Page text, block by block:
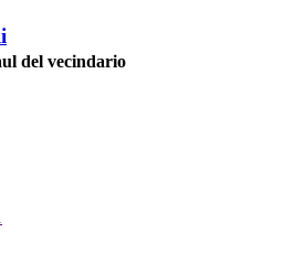
del vecindario